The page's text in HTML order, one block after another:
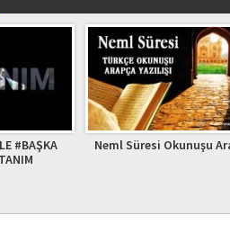
Arapçası Hakim Süleyman